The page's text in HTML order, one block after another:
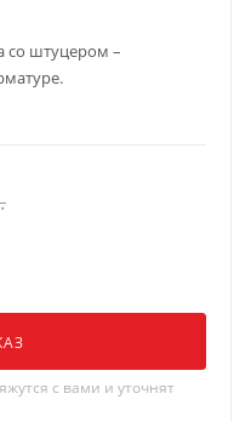
со штуцером –
с вами и уточнят